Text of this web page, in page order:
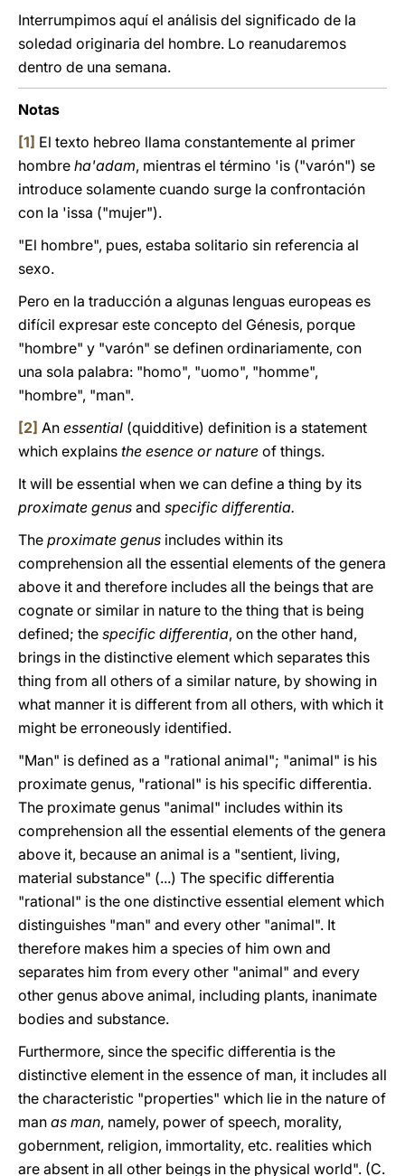
Interrumpimos aquí el análisis del significado de la
soledad originaria del hombre. Lo reanudaremos
dentro de una semana.
Notas
[1] El texto hebreo llama constantemente al primer
hombre ha'adam, mientras el término 'is ("varón") se
introduce solamente cuando surge la confrontación
con la 'issa ("mujer").
"El hombre", pues, estaba solitario sin referencia al
sexo.
Pero en la traducción a algunas lenguas europeas es
difícil expresar este concepto del Génesis, porque
"hombre" y "varón" se definen ordinariamente, con
una sola palabra: "homo", "uomo", "homme",
"hombre", "man".
[2] An essential (quidditive) definition is a statement
which explains the esence or nature of things.
It will be essential when we can define a thing by its
proximate genus and specific differentia.
The proximate genus includes within its
comprehension all the essential elements of the genera
above it and therefore includes all the beings that are
cognate or similar in nature to the thing that is being
defined; the specific differentia, on the other hand,
brings in the distinctive element which separates this
thing from all others of a similar nature, by showing in
what manner it is different from all others, with which it
might be erroneously identified.
"Man" is defined as a "rational animal"; "animal" is his
proximate genus, "rational" is his specific differentia.
The proximate genus "animal" includes within its
comprehension all the essential elements of the genera
above it, because an animal is a "sentient, living,
material substance" (...) The specific differentia
"rational" is the one distinctive essential element which
distinguishes "man" and every other "animal". It
therefore makes him a species of him own and
separates him from every other "animal" and every
other genus above animal, including plants, inanimate
bodies and substance.
Furthermore, since the specific differentia is the
distinctive element in the essence of man, it includes all
the characteristic "properties" which lie in the nature of
man as man, namely, power of speech, morality,
gobernment, religion, immortality, etc. realities which
are absent in all other beings in the physical world". (C.